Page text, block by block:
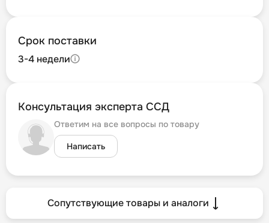
Срок поставки
3-4 недели
Консультация эксперта ССД
Ответим на все вопросы по товару
Написать
Сопутствующие товары и аналоги